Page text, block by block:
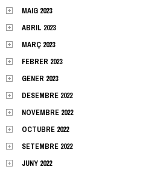
MAIG 2023
ABRIL 2023
MARÇ 2023
FEBRER 2023
GENER 2023
DESEMBRE 2022
NOVEMBRE 2022
OCTUBRE 2022
SETEMBRE 2022
JUNY 2022